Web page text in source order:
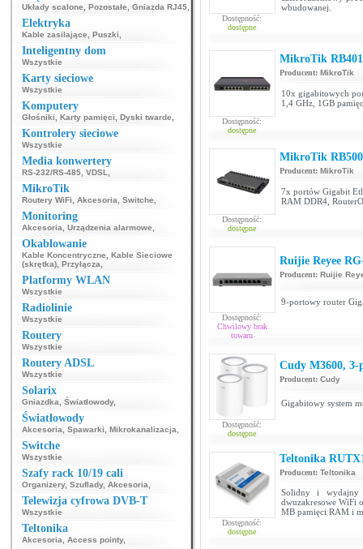
Układy scalone Pozostałe Gniazda RJ45
Elektryka
Kable zasilające Puszki
Inteligentny dom
Wszystkie
Karty sieciowe
Wszystkie
Komputery
Głośniki Karty pamięci Dyski twarde
Kontrolery sieciowe
Wszystkie
Media konwertery
RS-232/RS-485 VDSL
MikroTik
Routery WiFi Akcesoria Switche
Monitoring
Akcesoria Urządzenia alarmowe
Okablowanie
Kable Koncentryczne
Kable Sieciowe
(skrętka) Przyłącza
Platformy WLAN
Wszystkie
Radiolinie
Wszystkie
Routery
Wszystkie
Routery ADSL
Wszystkie
Solarix
Gniazdka Światłowody,
Światłowody
Akcesoria Spawarki Mikrokanalizacja
Switche
Wszystkie
Szafy rack 10/19 cali
Organizery, Szuflady, Akcesoria
Telewizja cyfrowa DVB-T
Wszystkie
Teltonika
Akcesoria Access pointy,
Dostępność:
dostępne
wbudowanej.
Dostępność:
dostępne
MikroTik
Producent: MikroTik
10x gigabitowych
1,4 GHz, 1GB
Dostępność:
dostępne
MikroTik
Producent: MikroTik
7x portów Gigabit
RAM DDR4,
Dostępność:
Chwilowy brak
towaru
Ruijie Reyee
Producent: Ruijie
9-portowy router
Dostępność:
dostępne
Cudy M3600, 3-
Producent: Cudy
Gigabitowy system
Dostępność:
dostępne
Teltonika
Producent: Teltonika
Solidny i wydajny
dwuzakresowe WiFi
MB pamięci RAM i